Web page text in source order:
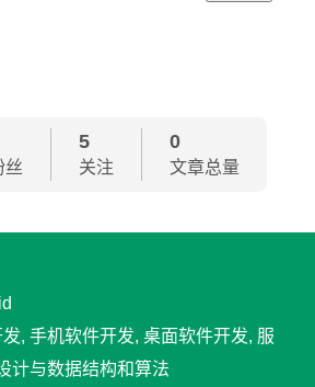
丝
5
关注
0
文章总量
, 手机软件开发, 桌面软件开发, 服
计与数据结构和算法